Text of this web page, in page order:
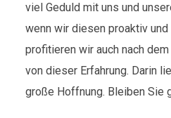
viel Geduld mit uns und
wenn wir diesen proaktiv
profitieren wir auch nach
von dieser Erfahrung. Darin
große Hoffnung. Bleiben Sie